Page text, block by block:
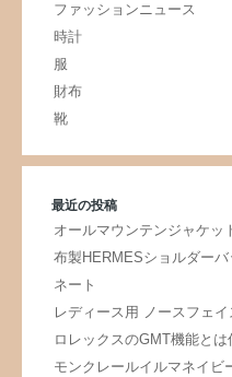
ファッションニュース
時計
服
財布
靴
最近の投稿
オールマウンテンジャケッ
布製HERMESショルダー
ネート
レディース用 ノースフェ
ロレックスのGMT機能とは
モンクレールイルマネイビ